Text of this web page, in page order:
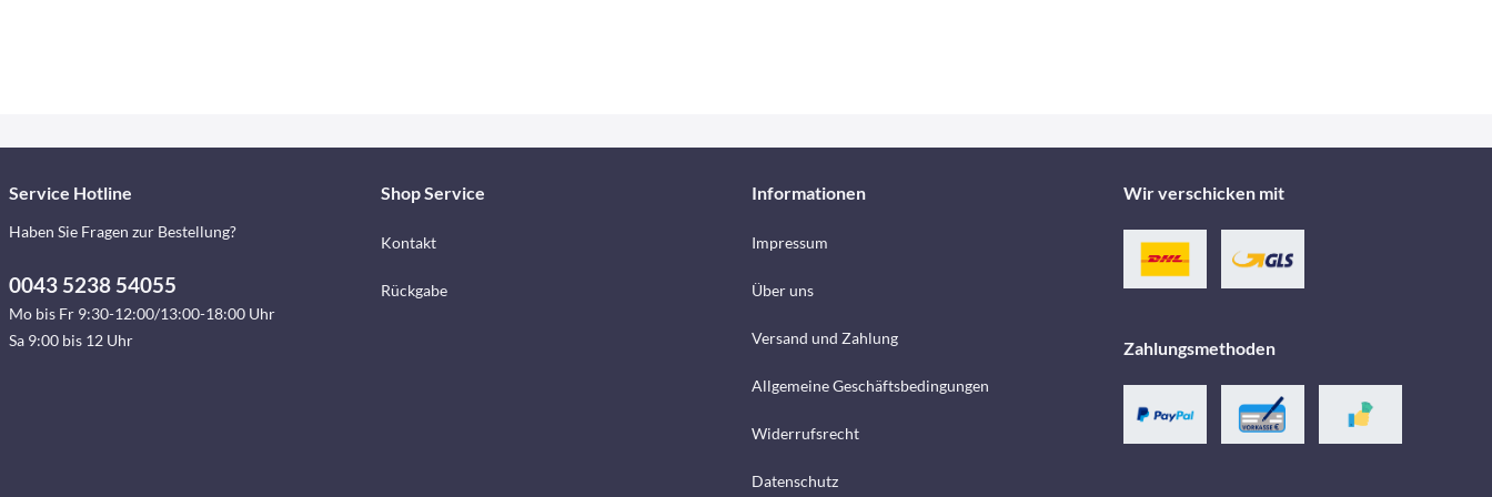
Service Hotline
Haben Sie Fragen zur Bestellung?
0043 5238 54055
Mo bis Fr 9:30-12:00/13:00-18:00 Uhr
Sa 9:00 bis 12 Uhr
Shop Service
Kontakt
Rückgabe
Informationen
Impressum
Über uns
Versand und Zahlung
Allgemeine Geschäftsbedingungen
Widerrufsrecht
Datenschutz
Wir verschicken mit
Zahlungsmethoden